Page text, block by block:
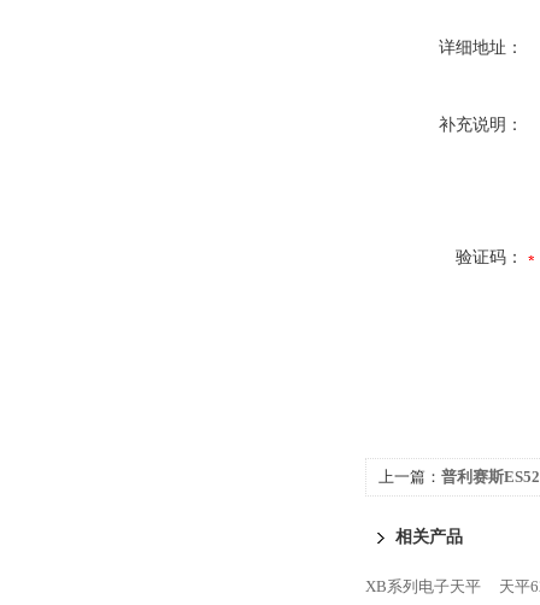
详细地址：
补充说明：
验证码：
上一篇： 普利赛斯
相关产品
XB系列电子天平
天平